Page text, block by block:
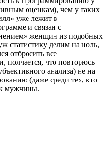
оценкам), чем у таких
уже лежит в
и связан с
женщин из подобных
статистику делим на ноль,
отбросить все
полчается, что повторюсь
анализа) не на
(даже среди тех, кто
мужчины.